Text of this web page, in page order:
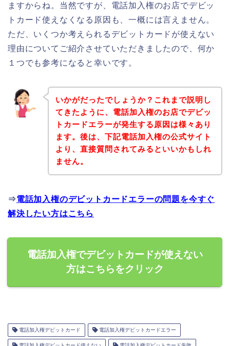
ますからね。当然ですが、電話加入権のお店でデビッ
トカード使えなくなる原因も、一概には言えません。
ただ、いくつか考えられるデビットカードが使えない
理由についてご紹介させていただきましたので、何か
１つでも参考になると幸いです。
いかがだったでしょうか？これまで説明し
てきたように、電話加入権のお店でデビッ
トカードエラーが発生する原因は様々あり
ます。後は、下記電話加入権の公式サイト
より、直接質問されてみるといいかもしれ
ません。
⇒電話加入権のデビットカードエラーの問題を今すぐ
解決したい方はこちら
電話加入権でデビットカードが使えない
方はこちらをクリック
電話加入権デビットカード 電話加入権デビットカードエラー